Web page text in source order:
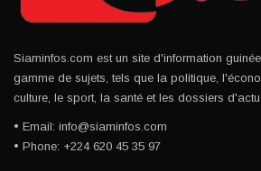
Siaminfos.com est un site d'information
gamme de sujets, tels que la politique,
culture, le sport, la santé et les dossiers
• Email: info@siaminfos.com
• Phone: +224 620 45 35 97